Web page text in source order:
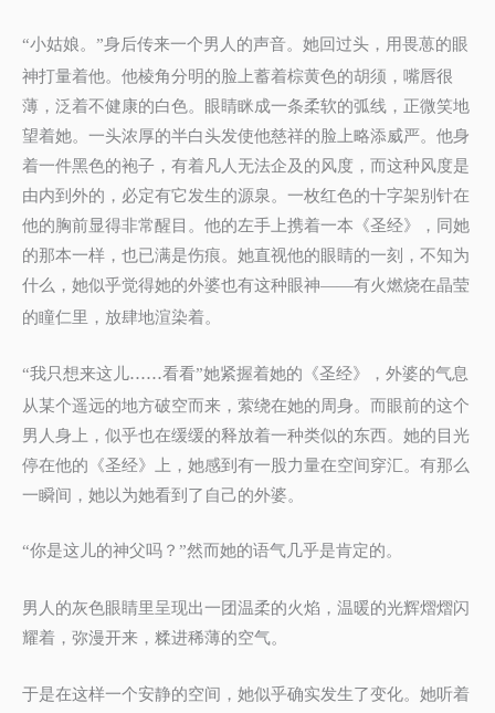
“小姑娘。 ”身后传来一个男人的声音。她回过头，用畏葸的眼
神打量着他。他棱角分明的脸上蓄着棕黄色的胡须，嘴唇很
薄，泛着不健康的白色。眼睛眯成一条柔软的弧线，正微笑地
望着她。一头浓厚的半白头发使他慈祥的脸上略添威严。他身
着一件黑色的袍子，有着凡人无法企及的风度，而这种风度是
由内到外的，必定有它发生的源泉。一枚红色的十字架别针在
他的胸前显得非常醒目。他的左手上携着一本《圣经》，同她
的那本一样，也已满是伤痕。她直视他的眼睛的一刻，不知为
什么，她似乎觉得她的外婆也有这种眼神——有火燃烧在晶莹
的瞳仁里，放肆地渲染着。
“我只想来这儿……看看”她紧握着她的《圣经》，外婆的气息
从某个遥远的地方破空而来，萦绕在她的周身。而眼前的这个
男人身上，似乎也在缓缓的释放着一种类似的东西。她的目光
停在他的《圣经》上，她感到有一股力量在空间穿汇。有那么
一瞬间，她以为她看到了自己的外婆。
“你是这儿的神父吗？ ”然而她的语气几乎是肯定的。
男人的灰色眼睛里呈现出一团温柔的火焰，温暖的光辉熠熠闪
耀着，弥漫开来，糅进稀薄的空气。
于是在这样一个安静的空间，她似乎确实发生了变化。她听着